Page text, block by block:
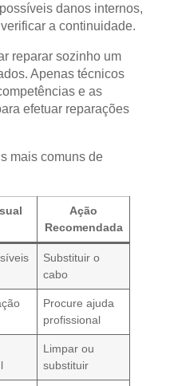
danos internos,
a continuidade.
reparar sozinho um
Apenas técnicos
e as
efetuar reparações
mais comuns de
Ação
Recomendada
Substituir o
cabo
Procure ajuda
profissional
Limpar ou
substituir